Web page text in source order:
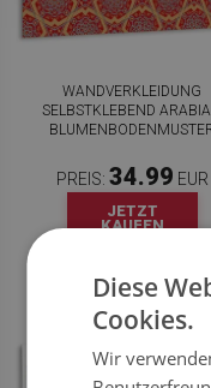
WANDVERKLEIDUNG
SELBSTKLEBEND
PREIS: 34.99 EUR
JETZT
KAUFEN
Diese
Cookies.
Wir